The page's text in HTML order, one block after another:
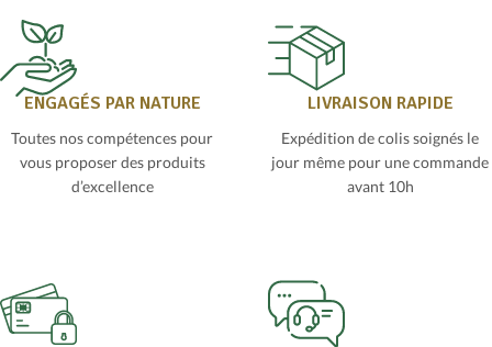
ENGAGÉS PAR NATURE
Toutes nos compétences pour
vous proposer des produits
d’excellence
LIVRAISON RAPIDE
Expédition de colis soignés le
jour même pour une commande
avant 10h